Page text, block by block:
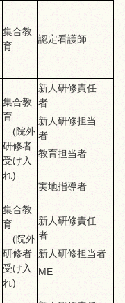
集合教
育
認定看護師
集合教
育
(院外
研修者
受け入
れ)
新人研修責任
者
新人研修担当
者
教育担当者
実地指導者
集合教
育
(院外
研修者
受け入
れ)
新人研修責任
者
新人研修担当者
ME